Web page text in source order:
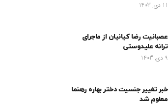
11 دی, 1403
عصبانیت رضا کیانیان از ماجرای
ترانه علیدوستی
9 دی, 1403
خبر تغییر جنسیت دختر بهاره رهنما
معلوم شد